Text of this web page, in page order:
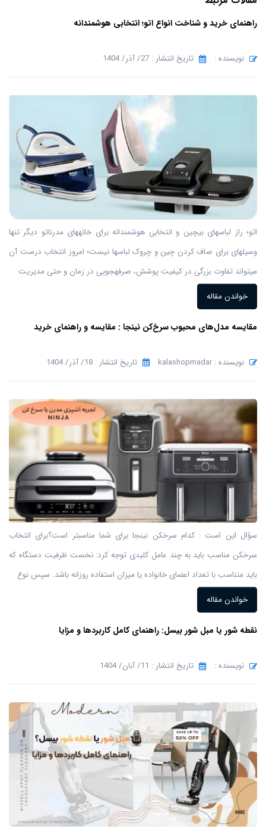
راهنمای خرید و شناخت انواع اتو؛ انتخابی هوشمندانه
نویسنده : تاریخ انتشار : 27/ آذر/ 1404
اتو؛ راز لباسهای بیچین و انتخابی هوشمندانه برای خانههای مدرناتو دیگر تنها
وسیلهای برای صاف کردن چین و چروک لباسها نیست؛ امروز انتخاب درست آن
میتواند تفاوت بزرگی در کیفیت پوشش، صرفهجویی در زمان و حتی مدیریت
خواندن مقاله
مقایسه مدل‌های محبوب سرخ‌کن نینجا : مقایسه و راهنمای خرید
نویسنده : kalashopmadar تاریخ انتشار : 18/ آذر/ 1404
سؤال این است : کدام سرخکن نینجا برای شما مناسبتر است؟برای انتخاب
سرخکن مناسب باید به چند عامل کلیدی توجه کرد: نخست ظرفیت دستگاه که
باید متناسب با تعداد اعضای خانواده یا میزان استفاده روزانه باشد. سپس نوع
خواندن مقاله
نقطه شور یا مبل شور بیسل: راهنمای کامل کاربردها و مزایا
نویسنده : تاریخ انتشار : 11/ آبان/ 1404